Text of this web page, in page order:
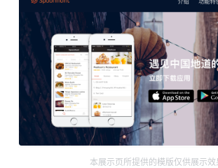
本展示页所提供的模版仅供展示效